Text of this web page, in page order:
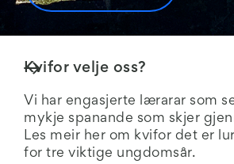
Kvifor velje oss?
Vi har engasjerte lærarar som
mykje spanande som skjer
Les meir her om kvifor det er
for tre viktige ungdomsår.